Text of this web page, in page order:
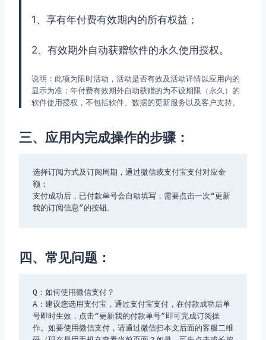
1、享有年付费有效期内的所有权益；
2、有效期外自动获赠软件的永久使用授权。
说明：此项为限时活动，活动是否有效及活动详情以应用内的
显示为准；年付费有效期外自动获赠的为不设期限（永久）的
软件使用授权，不包括软件、数据的更新服务以及客户支持。
三、应用内完成操作的步骤：
选择订阅方式及订阅周期，通过微信或支付宝支付对应金
额；
支付成功后，已付款单号会自动填写，需要点击一次“更新
我的订阅信息”的按钮。
四、常见问题：
Q：如何使用微信支付？
A：建议您选用支付宝，通过支付宝支付，在付款成功后单
号即时生效，点击“更新我的付款单号”即可完成订阅操
作。如要使用微信支付，请通过微信扫本文后面的客服二维